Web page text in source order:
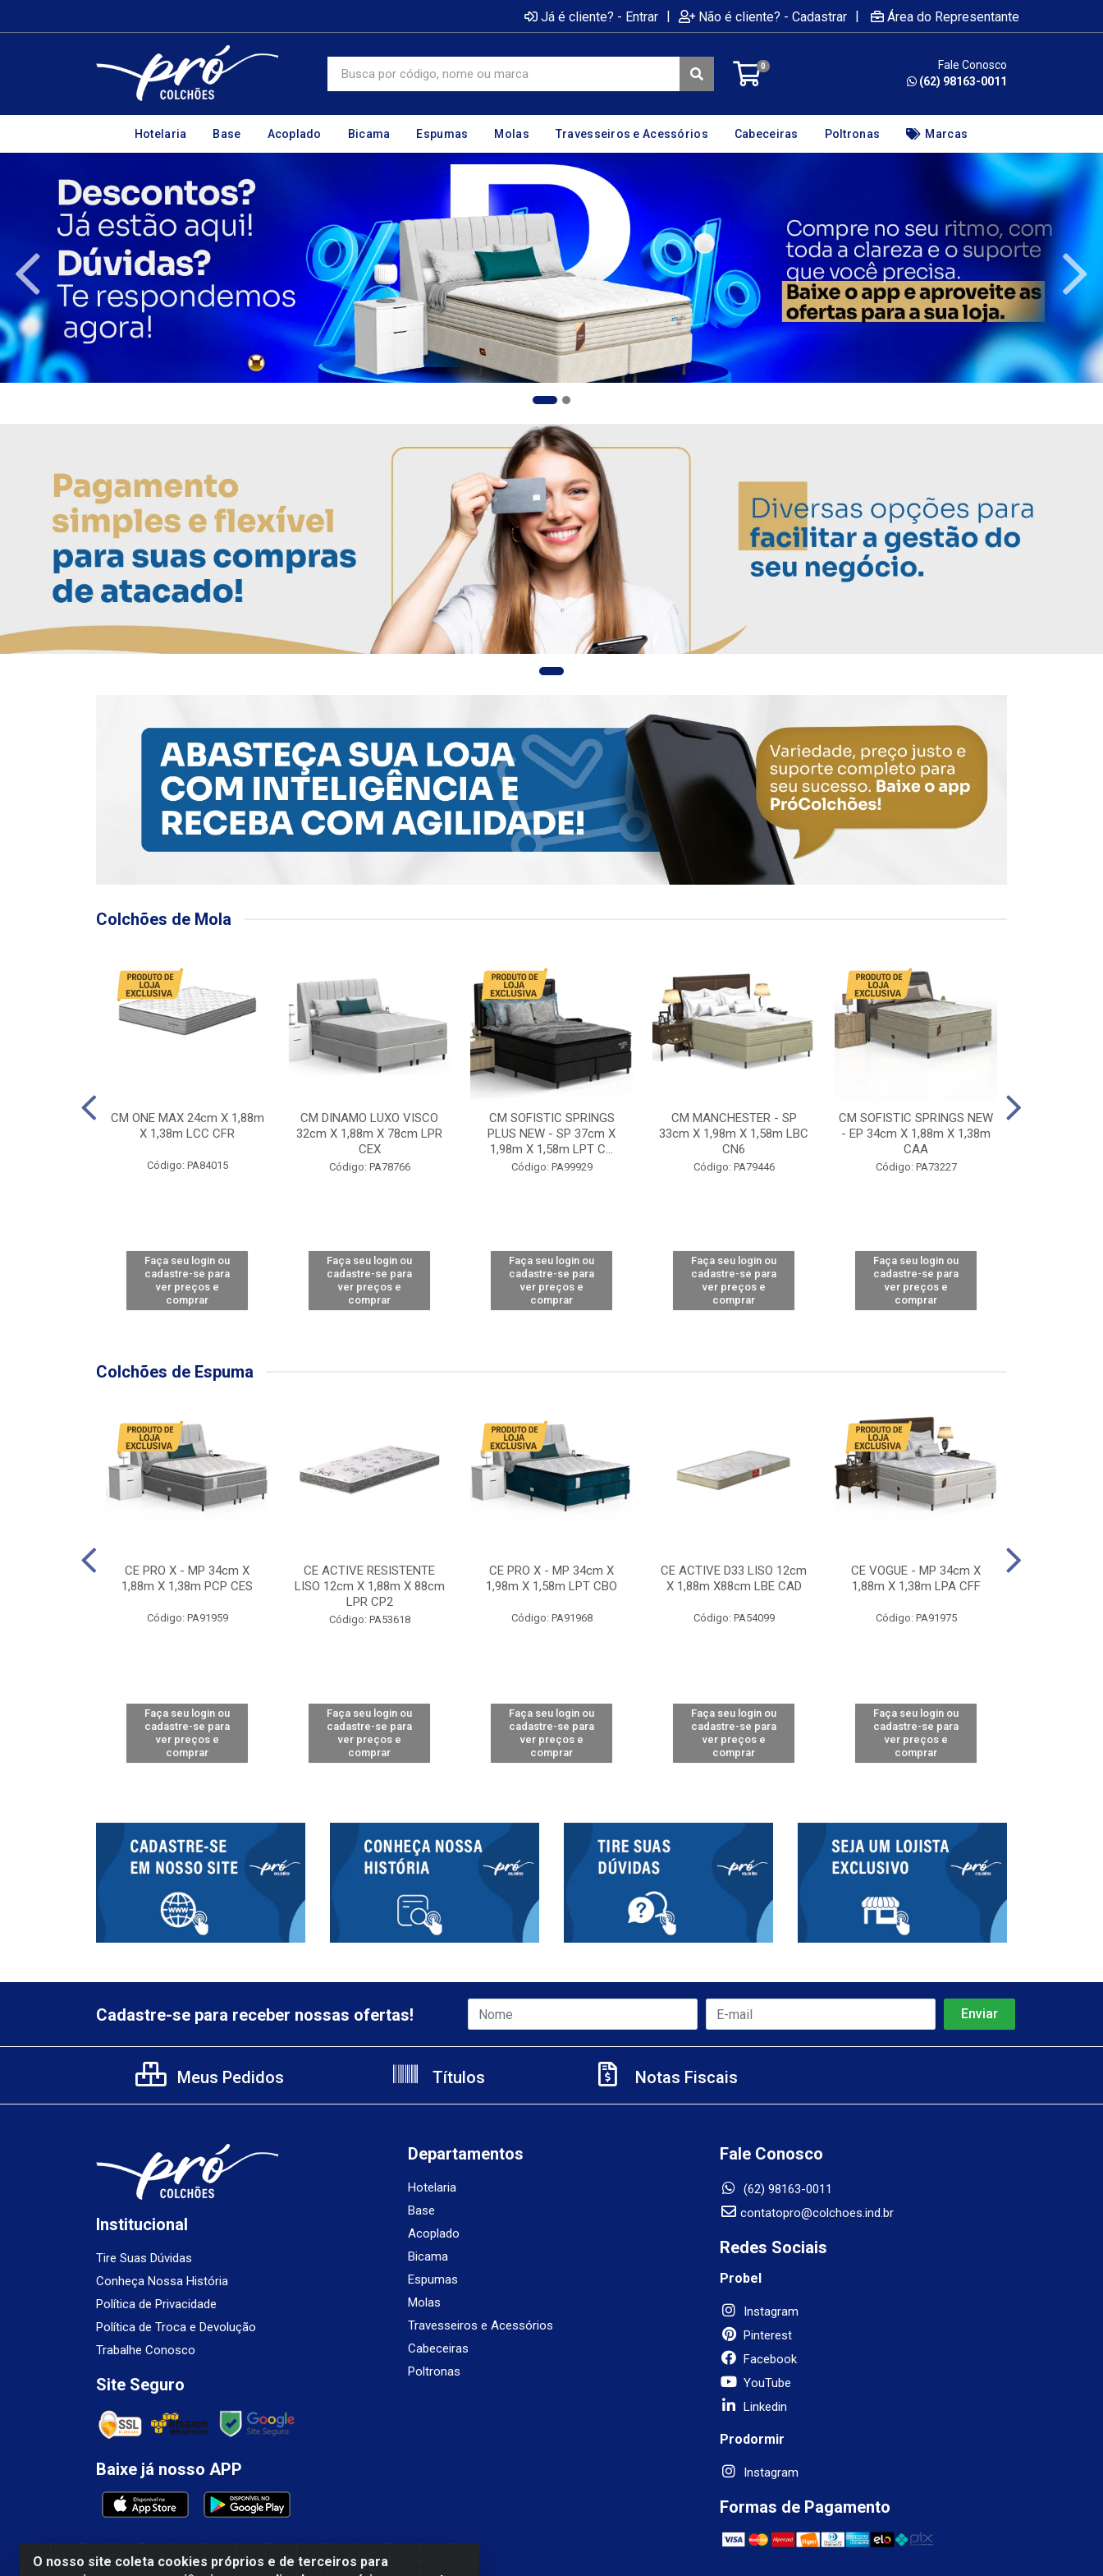
Já é cliente? - Entrar | Não é cliente? - Cadastrar | Área do Representante
0
Fale Conosco
(62) 98163-0011
Hotelaria Base Acoplado Bicama Espumas Molas Travesseiros e Acessórios Cabeceiras Poltronas Marcas
Colchões de Mola
CM ONE MAX 24cm X 1,88m
X 1,38m LCC CFR
Código: PA84015
Faça seu login ou
cadastre-se para
ver preços e
comprar
CM DINAMO LUXO VISCO
32cm X 1,88m X 78cm LPR
CEX
Código: PA78766
Faça seu login ou
cadastre-se para
ver preços e
comprar
CM SOFISTIC SPRINGS
PLUS NEW - SP 37cm X
1,98m X 1,58m LPT C...
Código: PA99929
Faça seu login ou
cadastre-se para
ver preços e
comprar
CM MANCHESTER - SP
33cm X 1,98m X 1,58m LBC
CN6
Código: PA79446
Faça seu login ou
cadastre-se para
ver preços e
comprar
CM SOFISTIC SPRINGS NEW
- EP 34cm X 1,88m X 1,38m
CAA
Código: PA73227
Faça seu login ou
cadastre-se para
ver preços e
comprar
Colchões de Espuma
CE PRO X - MP 34cm X
1,88m X 1,38m PCP CES
Código: PA91959
Faça seu login ou
cadastre-se para
ver preços e
comprar
CE ACTIVE RESISTENTE
LISO 12cm X 1,88m X 88cm
LPR CP2
Código: PA53618
Faça seu login ou
cadastre-se para
ver preços e
comprar
CE PRO X - MP 34cm X
1,98m X 1,58m LPT CBO
Código: PA91968
Faça seu login ou
cadastre-se para
ver preços e
comprar
CE ACTIVE D33 LISO 12cm
X 1,88m X88cm LBE CAD
Código: PA54099
Faça seu login ou
cadastre-se para
ver preços e
comprar
CE VOGUE - MP 34cm X
1,88m X 1,38m LPA CFF
Código: PA91975
Faça seu login ou
cadastre-se para
ver preços e
comprar
O nosso site coleta cookies próprios e de terceiros para
Cadastre-se para receber nossas ofertas!
Meus Pedidos Títulos Notas Fiscais
Institucional
Tire Suas Dúvidas
Conheça Nossa História
Política de Privacidade
Política de Troca e Devolução
Trabalhe Conosco
Site Seguro
Baixe já nosso APP
Departamentos
Hotelaria
Base
Acoplado
Bicama
Espumas
Molas
Travesseiros e Acessórios
Cabeceiras
Poltronas
Fale Conosco
(62) 98163-0011
contatopro@colchoes.ind.br
Redes Sociais
Probel
Instagram
Pinterest
Facebook
YouTube
Linkedin
Prodormir
Instagram
Formas de Pagamento